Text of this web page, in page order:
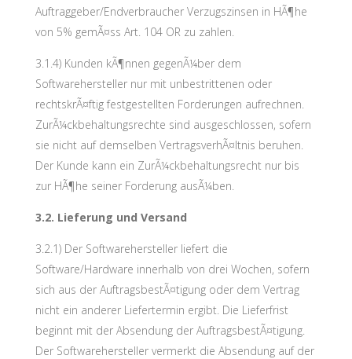
Auftraggeber/Endverbraucher Verzugszinsen in HÃ¶he
von 5% gemÃ¤ss Art. 104 OR zu zahlen.
3.1.4) Kunden kÃ¶nnen gegenÃ¼ber dem
Softwarehersteller nur mit unbestrittenen oder
rechtskrÃ¤ftig festgestellten Forderungen aufrechnen.
ZurÃ¼ckbehaltungsrechte sind ausgeschlossen, sofern
sie nicht auf demselben VertragsverhÃ¤ltnis beruhen.
Der Kunde kann ein ZurÃ¼ckbehaltungsrecht nur bis
zur HÃ¶he seiner Forderung ausÃ¼ben.
3.2. Lieferung und Versand
3.2.1) Der Softwarehersteller liefert die
Software/Hardware innerhalb von drei Wochen, sofern
sich aus der AuftragsbestÃ¤tigung oder dem Vertrag
nicht ein anderer Liefertermin ergibt. Die Lieferfrist
beginnt mit der Absendung der AuftragsbestÃ¤tigung.
Der Softwarehersteller vermerkt die Absendung auf der